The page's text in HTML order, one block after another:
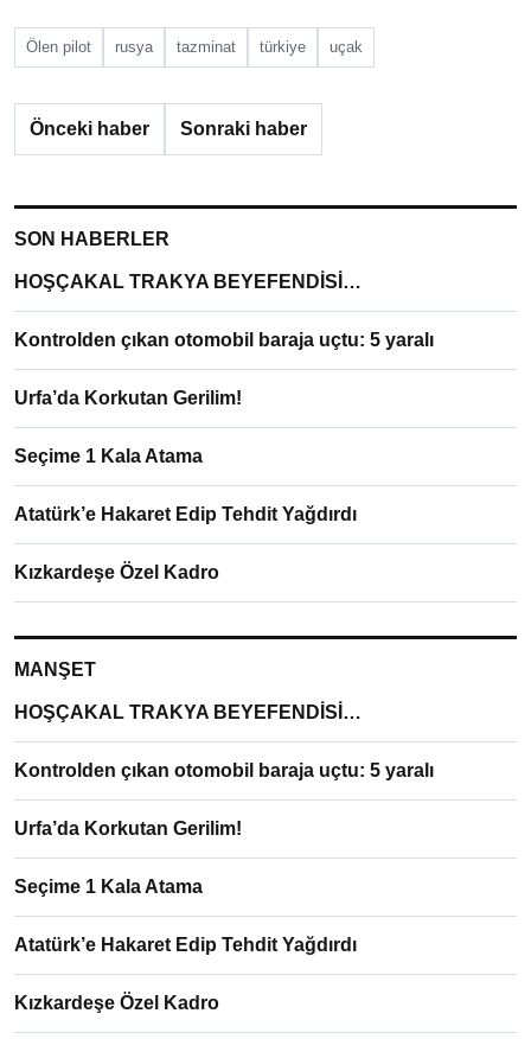
Ölen pilot rusya tazminat türkiye uçak
Önceki haber Sonraki haber
SON HABERLER
HOŞÇAKAL TRAKYA BEYEFENDİSİ…
Kontrolden çıkan otomobil baraja uçtu: 5 yaralı
Urfa’da Korkutan Gerilim!
Seçime 1 Kala Atama
Atatürk’e Hakaret Edip Tehdit Yağdırdı
Kızkardeşe Özel Kadro
MANŞET
HOŞÇAKAL TRAKYA BEYEFENDİSİ…
Kontrolden çıkan otomobil baraja uçtu: 5 yaralı
Urfa’da Korkutan Gerilim!
Seçime 1 Kala Atama
Atatürk’e Hakaret Edip Tehdit Yağdırdı
Kızkardeşe Özel Kadro